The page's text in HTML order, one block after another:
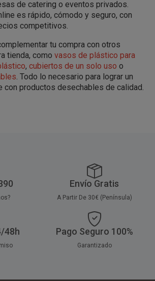
de catering o eventos privados.
es rápido, cómodo y seguro, con
competitivos.
tu compra con otros
tienda, como vasos de plástico para
, cubiertos de un solo uso o
. Todo lo necesario para lograr un
con productos desechables de calidad.
Envío Gratis
A Partir De 30€ (Península)
48h Pago Seguro 100%
Garantizado